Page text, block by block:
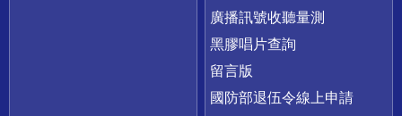
廣播訊號收聽量測
黑膠唱片查詢
留言版
國防部退伍令線上申請